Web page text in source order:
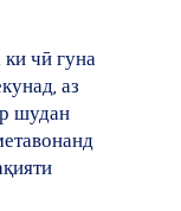
чӣ гуна
аз
шудан